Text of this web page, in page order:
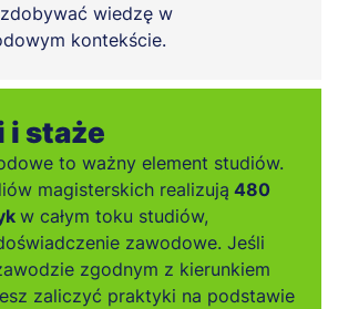
wiedzę w
kontekście.
i staże
to ważny element studiów.
magisterskich realizują 480
w całym toku studiów,
zawodowe. Jeśli
zgodnym z kierunkiem
zaliczyć praktyki na podstawie